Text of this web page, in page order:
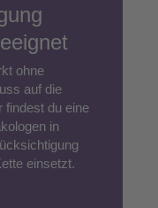
ohne
auf die
findest du eine
in
einsetzt.